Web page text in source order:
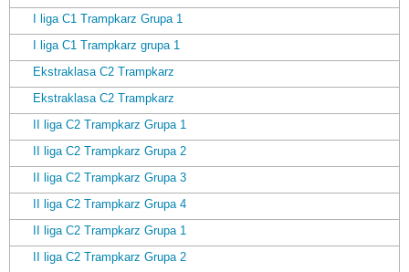
I liga C1 Trampkarz Grupa 1
I liga C1 Trampkarz grupa 1
Ekstraklasa C2 Trampkarz
Ekstraklasa C2 Trampkarz
II liga C2 Trampkarz Grupa 1
II liga C2 Trampkarz Grupa 2
II liga C2 Trampkarz Grupa 3
II liga C2 Trampkarz Grupa 4
II liga C2 Trampkarz Grupa 1
II liga C2 Trampkarz Grupa 2